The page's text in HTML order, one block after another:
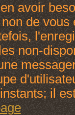
avoir
de
non-
il